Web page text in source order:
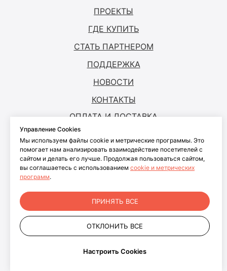
© ANTOUCH, 2026. Все права защищены
Согласие на обработку персональных
данных
Политика конфиденциальности
персональных данных пользователей
сайта
ПРОЕКТЫ
ГДЕ КУПИТЬ
СТАТЬ ПАРТНЕРОМ
ПОДДЕРЖКА
+7 499 281-91-81
ООО "АНКОМП"
НОВОСТИ
КОНТАКТЫ
ОПЛАТА И ДОСТАВКА
Управление Cookies
Мы используем файлы cookie и метрические программы. Это
помогает нам анализировать взаимодействие посетителей с
сайтом и делать его лучше. Продолжая пользоваться сайтом,
вы соглашаетесь с использованием cookie и метрических
программ.
ПРИНЯТЬ ВСЕ
ОТКЛОНИТЬ ВСЕ
Настроить Cookies